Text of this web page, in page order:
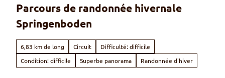
Parcours de randonnée hivernale
Springenboden
6,83 km de long Circuit
Difficulté: difficile
Condition: difficile
Superbe panorama Randonnée d'hiver